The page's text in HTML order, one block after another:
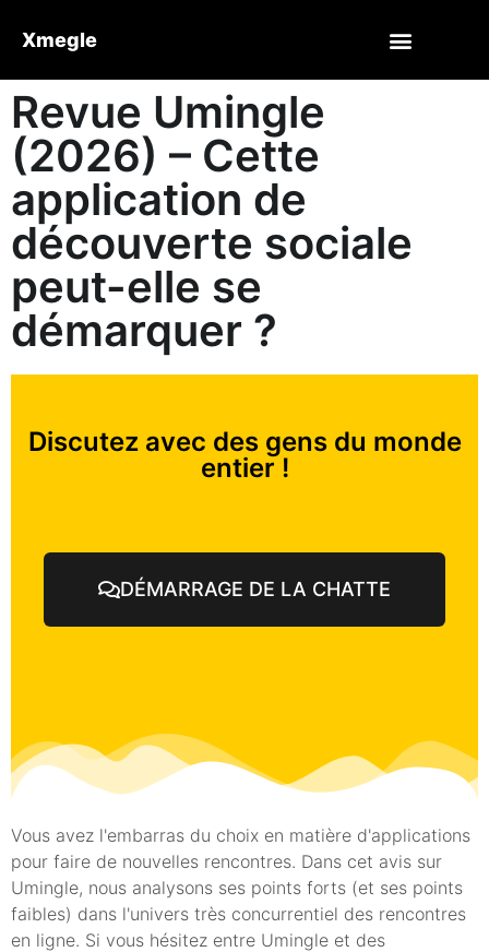
Xmegle
Revue Umingle
(2026) – Cette
application de
découverte sociale
peut-elle se
démarquer ?
Discutez avec des gens du monde
entier !
DÉMARRAGE DE LA CHATTE
Vous avez l'embarras du choix en matière d'applications
pour faire de nouvelles rencontres. Dans cet avis sur
Umingle, nous analysons ses points forts (et ses points
faibles) dans l'univers très concurrentiel des rencontres
en ligne. Si vous hésitez entre Umingle et des